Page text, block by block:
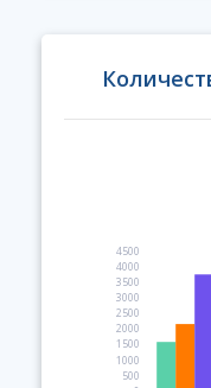
500
1000
1500
2000
2500
3000
3500
4000
4500